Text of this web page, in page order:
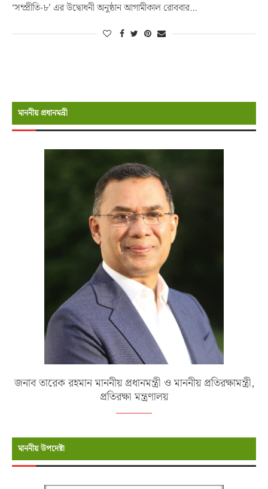
‘সম্প্রীতি-৮’ এর উদ্বোধনী অনুষ্ঠান আগামীকাল রোববার…
মাননীয় প্রধানমন্রী
জনাব তারেক রহমান মাননীয় প্রধানমন্ত্রী ও মাননীয় প্রতিরক্ষামন্ত্রী,
প্রতিরক্ষা মন্ত্রণালয়
মাননীয় উপদেষ্টা